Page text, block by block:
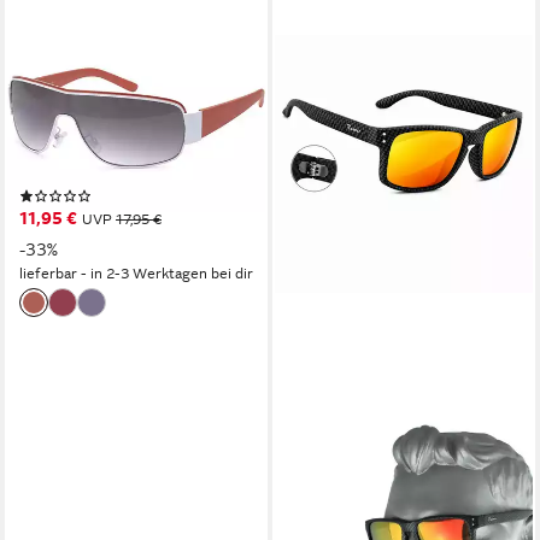
Monoscheibensonnenbrille
Herren Sonnenbrille
Monoscheiben (1-St) mit
schwarzen Linsen
11,95 € UVP 17,95 €
-33%
lieferbar - in 2-3 Werktagen bei dir